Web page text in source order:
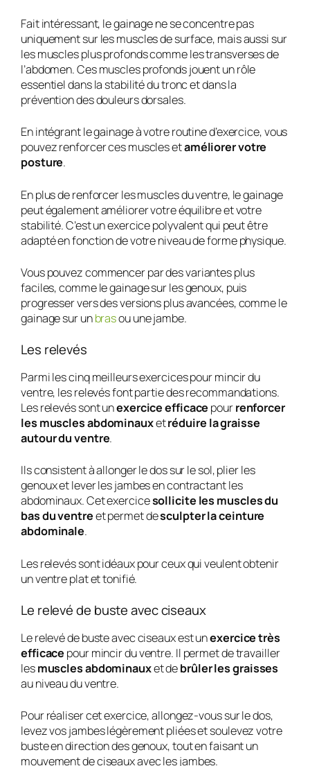
Fait intéressant, le gainage ne se concentre pas
uniquement sur les muscles de surface, mais aussi sur
les muscles plus profonds comme les transverses de
l’abdomen. Ces muscles profonds jouent un rôle
essentiel dans la stabilité du tronc et dans la
prévention des douleurs dorsales.
En intégrant le gainage à votre routine d’exercice, vous
pouvez renforcer ces muscles etaméliorer votre
posture.
En plus de renforcer les muscles du ventre, le gainage
peut également améliorer votre équilibre et votre
stabilité. C’est un exercice polyvalent qui peut être
adapté en fonction de votre niveau de forme physique.
Vous pouvez commencer par des variantes plus
faciles, comme le gainage sur les genoux, puis
progresser vers des versions plus avancées, comme le
gainage sur unbrasou une jambe.
Les relevés
Parmi les cinq meilleurs exercices pour mincir du
ventre, les relevés font partie des recommandations.
Les relevés sont unexercice efficace pourrenforcer
les muscles abdominauxetréduire la graisse
autour du ventre.
Ils consistent à allonger le dos sur le sol, plier les
genoux et lever les jambes en contractant les
abdominaux. Cet exercicesollicite les muscles du
bas du ventreet permet desculpter la ceinture
abdominale.
Les relevés sont idéaux pour ceux qui veulent obtenir
un ventre plat et tonifié.
Le relevé de buste avec ciseaux
Le relevé de buste avec ciseaux est unexercice très
efficace pour mincir du ventre. Il permet de travailler
lesmuscles abdominauxet debrûler les graisses
au niveau du ventre.
Pour réaliser cet exercice, allongez-vous sur le dos,
levez vos jambes légèrement pliées et soulevez votre
buste en direction des genoux, tout en faisant un
mouvement de ciseaux avec les jambes.